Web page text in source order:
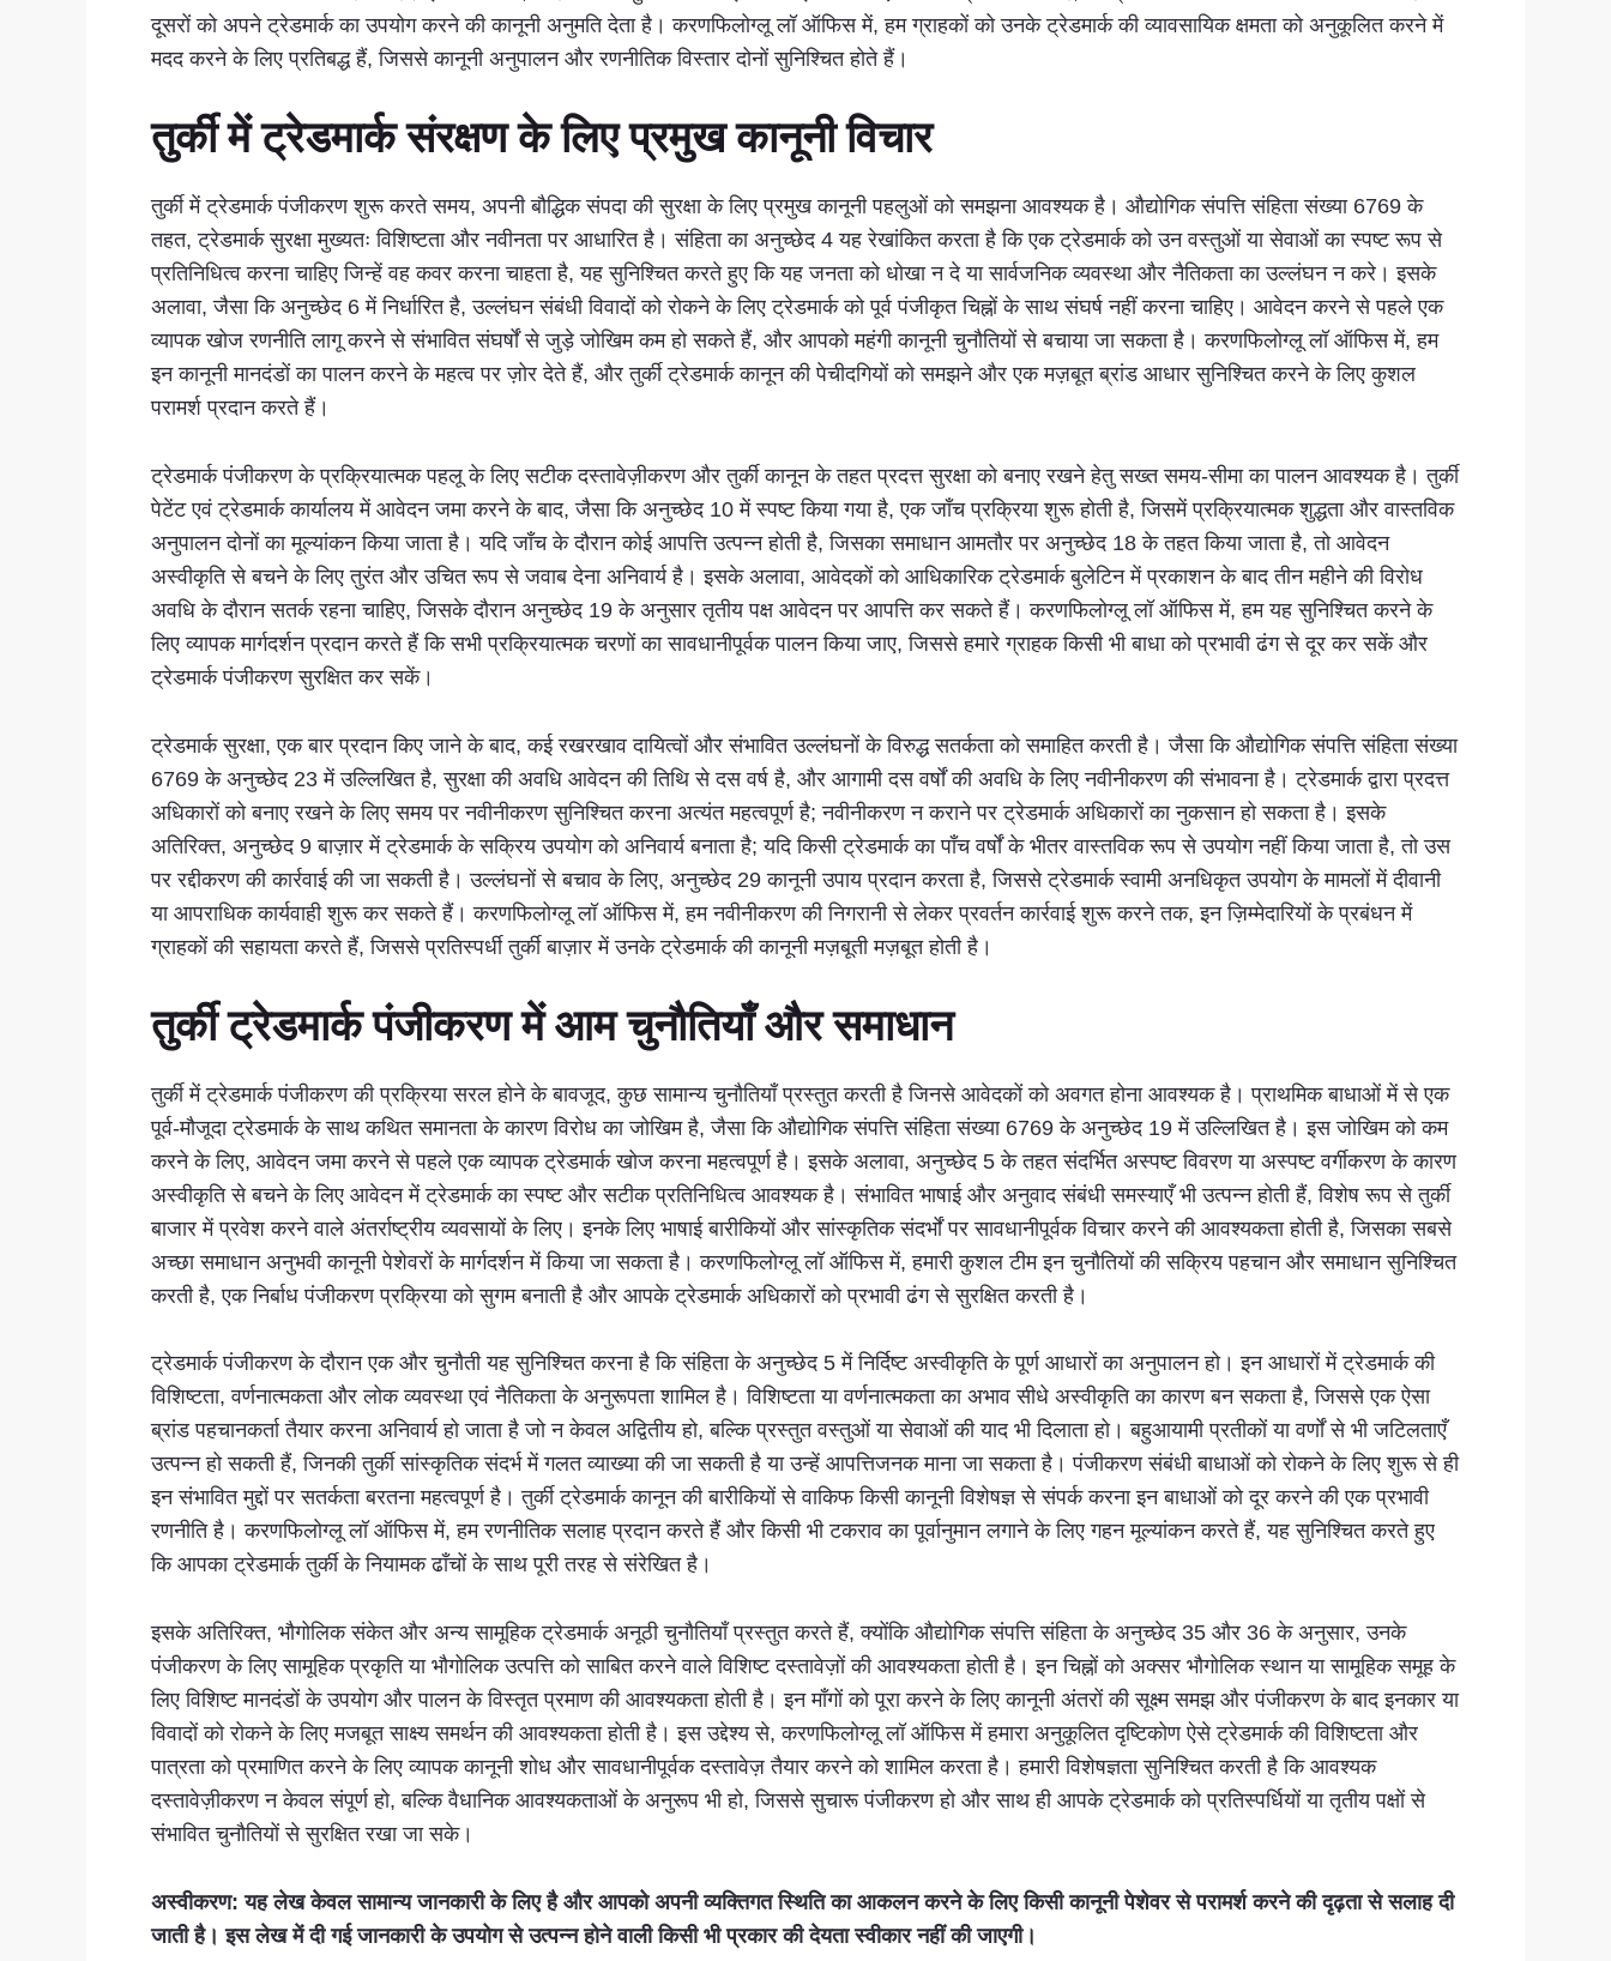
दूसरों को अपने ट्रेडमार्क का उपयोग करने की कानूनी अनुमति देता है। करणफिलोग्लू लॉ ऑफिस में, हम ग्राहकों को उनके ट्रेडमार्क की व्यावसायिक क्षमता को अनुकूलित करने में
मदद करने के लिए प्रतिबद्ध हैं, जिससे कानूनी अनुपालन और रणनीतिक विस्तार दोनों सुनिश्चित होते हैं।
तुर्की में ट्रेडमार्क संरक्षण के लिए प्रमुख कानूनी विचार
तुर्की में ट्रेडमार्क पंजीकरण शुरू करते समय, अपनी बौद्धिक संपदा की सुरक्षा के लिए प्रमुख कानूनी पहलुओं को समझना आवश्यक है। औद्योगिक संपत्ति संहिता संख्या 6769 के
तहत, ट्रेडमार्क सुरक्षा मुख्यतः विशिष्टता और नवीनता पर आधारित है। संहिता का अनुच्छेद 4 यह रेखांकित करता है कि एक ट्रेडमार्क को उन वस्तुओं या सेवाओं का स्पष्ट रूप से
प्रतिनिधित्व करना चाहिए जिन्हें वह कवर करना चाहता है, यह सुनिश्चित करते हुए कि यह जनता को धोखा न दे या सार्वजनिक व्यवस्था और नैतिकता का उल्लंघन न करे। इसके
अलावा, जैसा कि अनुच्छेद 6 में निर्धारित है, उल्लंघन संबंधी विवादों को रोकने के लिए ट्रेडमार्क को पूर्व पंजीकृत चिह्नों के साथ संघर्ष नहीं करना चाहिए। आवेदन करने से पहले एक
व्यापक खोज रणनीति लागू करने से संभावित संघर्षों से जुड़े जोखिम कम हो सकते हैं, और आपको महंगी कानूनी चुनौतियों से बचाया जा सकता है। करणफिलोग्लू लॉ ऑफिस में, हम
इन कानूनी मानदंडों का पालन करने के महत्व पर ज़ोर देते हैं, और तुर्की ट्रेडमार्क कानून की पेचीदगियों को समझने और एक मज़बूत ब्रांड आधार सुनिश्चित करने के लिए कुशल
परामर्श प्रदान करते हैं।
ट्रेडमार्क पंजीकरण के प्रक्रियात्मक पहलू के लिए सटीक दस्तावेज़ीकरण और तुर्की कानून के तहत प्रदत्त सुरक्षा को बनाए रखने हेतु सख्त समय-सीमा का पालन आवश्यक है। तुर्की
पेटेंट एवं ट्रेडमार्क कार्यालय में आवेदन जमा करने के बाद, जैसा कि अनुच्छेद 10 में स्पष्ट किया गया है, एक जाँच प्रक्रिया शुरू होती है, जिसमें प्रक्रियात्मक शुद्धता और वास्तविक
अनुपालन दोनों का मूल्यांकन किया जाता है। यदि जाँच के दौरान कोई आपत्ति उत्पन्न होती है, जिसका समाधान आमतौर पर अनुच्छेद 18 के तहत किया जाता है, तो आवेदन
अस्वीकृति से बचने के लिए तुरंत और उचित रूप से जवाब देना अनिवार्य है। इसके अलावा, आवेदकों को आधिकारिक ट्रेडमार्क बुलेटिन में प्रकाशन के बाद तीन महीने की विरोध
अवधि के दौरान सतर्क रहना चाहिए, जिसके दौरान अनुच्छेद 19 के अनुसार तृतीय पक्ष आवेदन पर आपत्ति कर सकते हैं। करणफिलोग्लू लॉ ऑफिस में, हम यह सुनिश्चित करने के
लिए व्यापक मार्गदर्शन प्रदान करते हैं कि सभी प्रक्रियात्मक चरणों का सावधानीपूर्वक पालन किया जाए, जिससे हमारे ग्राहक किसी भी बाधा को प्रभावी ढंग से दूर कर सकें और
ट्रेडमार्क पंजीकरण सुरक्षित कर सकें।
ट्रेडमार्क सुरक्षा, एक बार प्रदान किए जाने के बाद, कई रखरखाव दायित्वों और संभावित उल्लंघनों के विरुद्ध सतर्कता को समाहित करती है। जैसा कि औद्योगिक संपत्ति संहिता संख्या
6769 के अनुच्छेद 23 में उल्लिखित है, सुरक्षा की अवधि आवेदन की तिथि से दस वर्ष है, और आगामी दस वर्षों की अवधि के लिए नवीनीकरण की संभावना है। ट्रेडमार्क द्वारा प्रदत्त
अधिकारों को बनाए रखने के लिए समय पर नवीनीकरण सुनिश्चित करना अत्यंत महत्वपूर्ण है; नवीनीकरण न कराने पर ट्रेडमार्क अधिकारों का नुकसान हो सकता है। इसके
अतिरिक्त, अनुच्छेद 9 बाज़ार में ट्रेडमार्क के सक्रिय उपयोग को अनिवार्य बनाता है; यदि किसी ट्रेडमार्क का पाँच वर्षों के भीतर वास्तविक रूप से उपयोग नहीं किया जाता है, तो उस
पर रद्दीकरण की कार्रवाई की जा सकती है। उल्लंघनों से बचाव के लिए, अनुच्छेद 29 कानूनी उपाय प्रदान करता है, जिससे ट्रेडमार्क स्वामी अनधिकृत उपयोग के मामलों में दीवानी
या आपराधिक कार्यवाही शुरू कर सकते हैं। करणफिलोग्लू लॉ ऑफिस में, हम नवीनीकरण की निगरानी से लेकर प्रवर्तन कार्रवाई शुरू करने तक, इन ज़िम्मेदारियों के प्रबंधन में
ग्राहकों की सहायता करते हैं, जिससे प्रतिस्पर्धी तुर्की बाज़ार में उनके ट्रेडमार्क की कानूनी मज़बूती मज़बूत होती है।
तुर्की ट्रेडमार्क पंजीकरण में आम चुनौतियाँ और समाधान
तुर्की में ट्रेडमार्क पंजीकरण की प्रक्रिया सरल होने के बावजूद, कुछ सामान्य चुनौतियाँ प्रस्तुत करती है जिनसे आवेदकों को अवगत होना आवश्यक है। प्राथमिक बाधाओं में से एक
पूर्व-मौजूदा ट्रेडमार्क के साथ कथित समानता के कारण विरोध का जोखिम है, जैसा कि औद्योगिक संपत्ति संहिता संख्या 6769 के अनुच्छेद 19 में उल्लिखित है। इस जोखिम को कम
करने के लिए, आवेदन जमा करने से पहले एक व्यापक ट्रेडमार्क खोज करना महत्वपूर्ण है। इसके अलावा, अनुच्छेद 5 के तहत संदर्भित अस्पष्ट विवरण या अस्पष्ट वर्गीकरण के कारण
अस्वीकृति से बचने के लिए आवेदन में ट्रेडमार्क का स्पष्ट और सटीक प्रतिनिधित्व आवश्यक है। संभावित भाषाई और अनुवाद संबंधी समस्याएँ भी उत्पन्न होती हैं, विशेष रूप से तुर्की
बाजार में प्रवेश करने वाले अंतर्राष्ट्रीय व्यवसायों के लिए। इनके लिए भाषाई बारीकियों और सांस्कृतिक संदर्भों पर सावधानीपूर्वक विचार करने की आवश्यकता होती है, जिसका सबसे
अच्छा समाधान अनुभवी कानूनी पेशेवरों के मार्गदर्शन में किया जा सकता है। करणफिलोग्लू लॉ ऑफिस में, हमारी कुशल टीम इन चुनौतियों की सक्रिय पहचान और समाधान सुनिश्चित
करती है, एक निर्बाध पंजीकरण प्रक्रिया को सुगम बनाती है और आपके ट्रेडमार्क अधिकारों को प्रभावी ढंग से सुरक्षित करती है।
ट्रेडमार्क पंजीकरण के दौरान एक और चुनौती यह सुनिश्चित करना है कि संहिता के अनुच्छेद 5 में निर्दिष्ट अस्वीकृति के पूर्ण आधारों का अनुपालन हो। इन आधारों में ट्रेडमार्क की
विशिष्टता, वर्णनात्मकता और लोक व्यवस्था एवं नैतिकता के अनुरूपता शामिल है। विशिष्टता या वर्णनात्मकता का अभाव सीधे अस्वीकृति का कारण बन सकता है, जिससे एक ऐसा
ब्रांड पहचानकर्ता तैयार करना अनिवार्य हो जाता है जो न केवल अद्वितीय हो, बल्कि प्रस्तुत वस्तुओं या सेवाओं की याद भी दिलाता हो। बहुआयामी प्रतीकों या वर्णों से भी जटिलताएँ
उत्पन्न हो सकती हैं, जिनकी तुर्की सांस्कृतिक संदर्भ में गलत व्याख्या की जा सकती है या उन्हें आपत्तिजनक माना जा सकता है। पंजीकरण संबंधी बाधाओं को रोकने के लिए शुरू से ही
इन संभावित मुद्दों पर सतर्कता बरतना महत्वपूर्ण है। तुर्की ट्रेडमार्क कानून की बारीकियों से वाकिफ किसी कानूनी विशेषज्ञ से संपर्क करना इन बाधाओं को दूर करने की एक प्रभावी
रणनीति है। करणफिलोग्लू लॉ ऑफिस में, हम रणनीतिक सलाह प्रदान करते हैं और किसी भी टकराव का पूर्वानुमान लगाने के लिए गहन मूल्यांकन करते हैं, यह सुनिश्चित करते हुए
कि आपका ट्रेडमार्क तुर्की के नियामक ढाँचों के साथ पूरी तरह से संरेखित है।
इसके अतिरिक्त, भौगोलिक संकेत और अन्य सामूहिक ट्रेडमार्क अनूठी चुनौतियाँ प्रस्तुत करते हैं, क्योंकि औद्योगिक संपत्ति संहिता के अनुच्छेद 35 और 36 के अनुसार, उनके
पंजीकरण के लिए सामूहिक प्रकृति या भौगोलिक उत्पत्ति को साबित करने वाले विशिष्ट दस्तावेज़ों की आवश्यकता होती है। इन चिह्नों को अक्सर भौगोलिक स्थान या सामूहिक समूह के
लिए विशिष्ट मानदंडों के उपयोग और पालन के विस्तृत प्रमाण की आवश्यकता होती है। इन माँगों को पूरा करने के लिए कानूनी अंतरों की सूक्ष्म समझ और पंजीकरण के बाद इनकार या
विवादों को रोकने के लिए मजबूत साक्ष्य समर्थन की आवश्यकता होती है। इस उद्देश्य से, करणफिलोग्लू लॉ ऑफिस में हमारा अनुकूलित दृष्टिकोण ऐसे ट्रेडमार्क की विशिष्टता और
पात्रता को प्रमाणित करने के लिए व्यापक कानूनी शोध और सावधानीपूर्वक दस्तावेज़ तैयार करने को शामिल करता है। हमारी विशेषज्ञता सुनिश्चित करती है कि आवश्यक
दस्तावेज़ीकरण न केवल संपूर्ण हो, बल्कि वैधानिक आवश्यकताओं के अनुरूप भी हो, जिससे सुचारू पंजीकरण हो और साथ ही आपके ट्रेडमार्क को प्रतिस्पर्धियों या तृतीय पक्षों से
संभावित चुनौतियों से सुरक्षित रखा जा सके।
अस्वीकरण: यह लेख केवल सामान्य जानकारी के लिए है और आपको अपनी व्यक्तिगत स्थिति का आकलन करने के लिए किसी कानूनी पेशेवर से परामर्श करने की दृढ़ता से सलाह दी
जाती है। इस लेख में दी गई जानकारी के उपयोग से उत्पन्न होने वाली किसी भी प्रकार की देयता स्वीकार नहीं की जाएगी।